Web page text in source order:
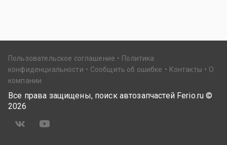
Пользовательское соглашение
Политика
конфиденциальности
Сообщить об ошибке Контакты
О
компании
Все права защищены, поиск автозапчастей Ferio.ru ©
2026